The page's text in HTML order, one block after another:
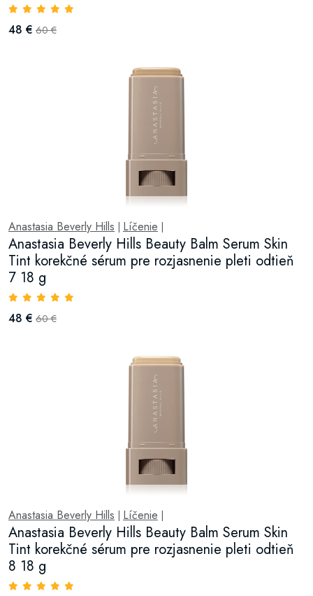
48 € 60 €
Anastasia Beverly Hills Líčenie
Anastasia Beverly Hills Beauty Balm Serum Skin
Tint korekčné sérum pre rozjasnenie pleti odtieň
7 18 g
48 € 60 €
Anastasia Beverly Hills Líčenie
Anastasia Beverly Hills Beauty Balm Serum Skin
Tint korekčné sérum pre rozjasnenie pleti odtieň
8 18 g